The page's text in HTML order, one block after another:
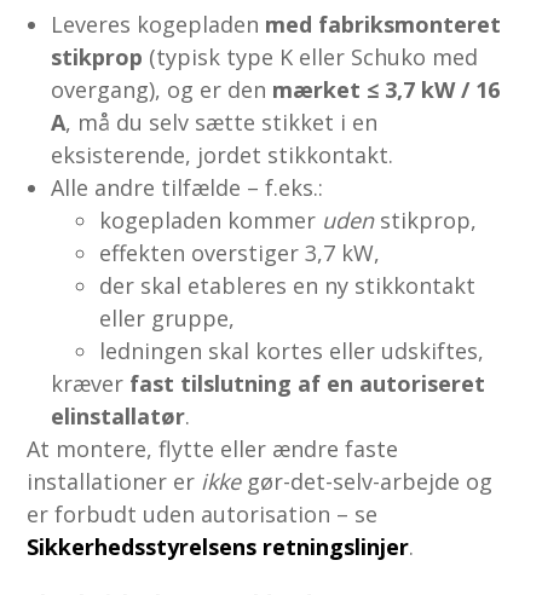
Leveres kogepladen med fabriks­monteret
stikprop (typisk type K eller Schuko med
overgang), og er den mærket ≤ 3,7 kW / 16
A, må du selv sætte stikket i en
eksisterende, jordet stikkontakt.
Alle andre tilfælde – f.eks.:
kogepladen kommer udenstikprop,
effekten overstiger 3,7 kW,
der skal etableres en ny stikkontakt
eller gruppe,
ledningen skal kortes eller udskiftes,
kræver fast tilslutning af en autoriseret
elinstallatør.
At montere, flytte eller ændre faste
installationer er ikkegør-det-selv-arbejde og
er forbudt uden autorisation – se
Sikkerhedsstyrelsens retningslinjer.